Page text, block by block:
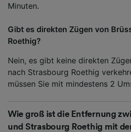
Minuten.
Gibt es direkten Zügen von
Roethig?
Nein, es gibt keine direkten
nach Strasbourg Roethig
müssen Sie mit mindestens 2
Wie groß ist die Entfernung
und Strasbourg Roethig mit